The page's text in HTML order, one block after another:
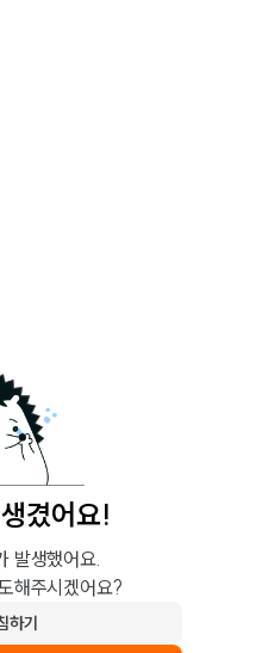
겼어요!
발생했어요.
해주시겠어요?
하기